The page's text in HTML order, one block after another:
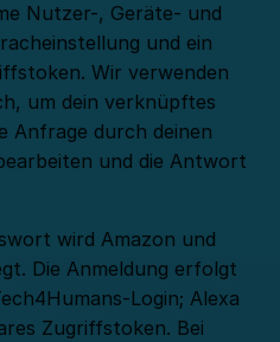
Nutzer-, Geräte- und
und ein
Wir verwenden
um dein verknüpftes
Anfrage durch deinen
und die Antwort
wird Amazon und
Die Anmeldung erfolgt
Login; Alexa
Zugriffstoken. Bei